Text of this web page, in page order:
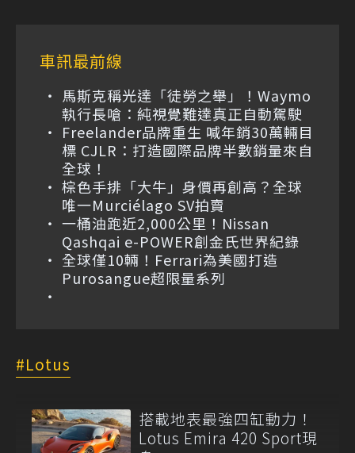
車訊最前線
馬斯克稱光達「徒勞之舉」！Waymo
執行長嗆：純視覺難達真正自動駕駛
Freelander品牌重生 喊年銷30萬輛目
標 CJLR：打造國際品牌半數銷量來自
全球！
棕色手排「大牛」身價再創高？全球
唯一Murciélago SV拍賣
一桶油跑近2,000公里！Nissan
Qashqai e-POWER創金氏世界紀錄
全球僅10輛！Ferrari為美國打造
Purosangue超限量系列
Lotus
搭載地表最強四缸動力！
Lotus Emira 420 Sport現